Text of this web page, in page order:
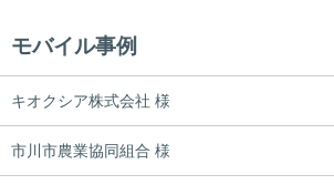
モバイル事例
キオクシア株式会社 様
市川市農業協同組合 様